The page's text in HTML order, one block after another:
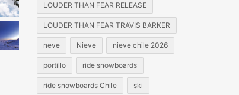
LOUDER THAN FEAR RELEASE
LOUDER THAN FEAR TRAVIS BARKER
neve Nieve nieve chile 2026
portillo ride snowboards
ride snowboards Chile ski